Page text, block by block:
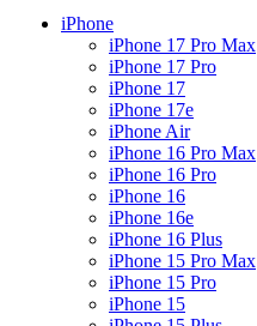
iPhone
iPhone 17 Pro Max
iPhone 17 Pro
iPhone 17
iPhone 17e
iPhone Air
iPhone 16 Pro Max
iPhone 16 Pro
iPhone 16
iPhone 16e
iPhone 16 Plus
iPhone 15 Pro Max
iPhone 15 Pro
iPhone 15